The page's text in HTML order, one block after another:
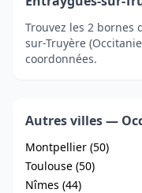
Trouvez les 2 bornes
sur-Truyère
coordonnées.
Autres villes —
Montpellier (50)
Toulouse (50)
Nîmes (44)